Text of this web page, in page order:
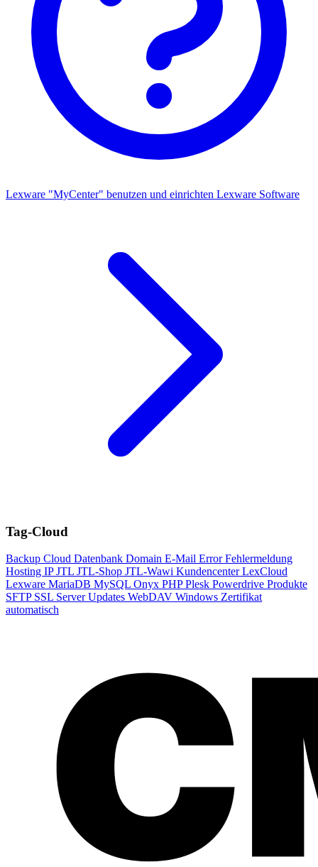
Lexware "MyCenter" benutzen und einrichten Lexware Software
Tag-Cloud
Backup Cloud Datenbank Domain E-Mail ErrorFehlermeldung
Hosting IPJTL JTL-Shop JTL-Wawi KundencenterLexCloud
Lexware MariaDB MySQL Onyx PHPPlesk Powerdrive Produkte
SFTP SSL ServerUpdates WebDAV Windows Zertifikat
automatisch